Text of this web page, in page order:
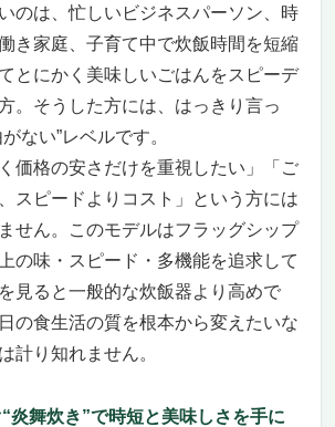
されない、炊き立てのご飯がすぐそ
予約×スマート断熱で、欲しい時に欲
人におすすめ？逆に微妙な人は？
に入れないと損する理由
のは、忙しいビジネスパーソン、時
き家庭、子育て中で炊飯時間を短縮
とにかく美味しいごはんをスピーデ
。そうした方には、はっきり言っ
ない”レベルです。
価格の安さだけを重視したい」「ご
スピードよりコスト」という方には
せん。このモデルはフラッグシップ
の味・スピード・多機能を追求して
見ると一般的な炊飯器より高めで
の食生活の質を根本から変えたいな
計り知れません。
炎舞炊き”で時短と美味しさを手に